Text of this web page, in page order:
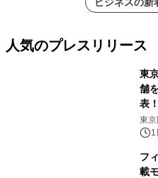
人気のプレスリリース
東
舗
表！
東
1
フ
載